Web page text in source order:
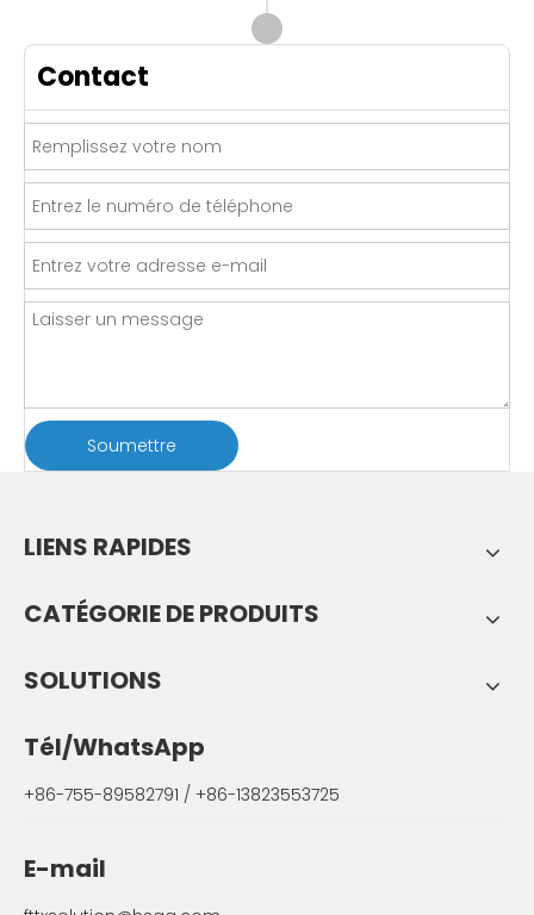
Contact
Soumettre
LIENS RAPIDES
CATÉGORIE DE PRODUITS
SOLUTIONS
Tél/WhatsApp
+86-755-89582791 / +86-13823553725
E-mail